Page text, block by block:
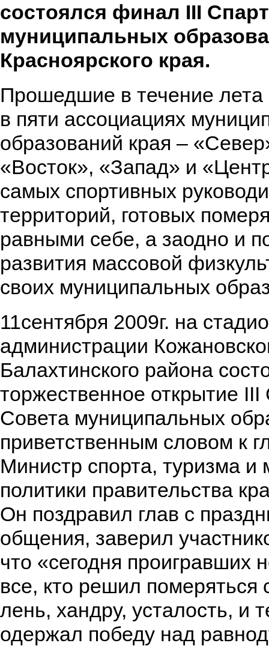
состоялся финал III
муниципальных
Красноярского края.
Прошедшие в течение лета
в пяти ассоциациях
образований края –
«Восток», «Запад» и
самых спортивных
территорий, готовых
равными себе, а заодно и
развития массовой
своих муниципальных
11сентября 2009г. на
администрации
Балахтинского района
торжественное открытие
Совета муниципальных
приветственным словом к
Министр спорта, туризма
политики правительства
Он поздравил глав с
общения, заверил
что «сегодня проигравших
все, кто решил померяться
лень, хандру, усталость, и
одержал победу над